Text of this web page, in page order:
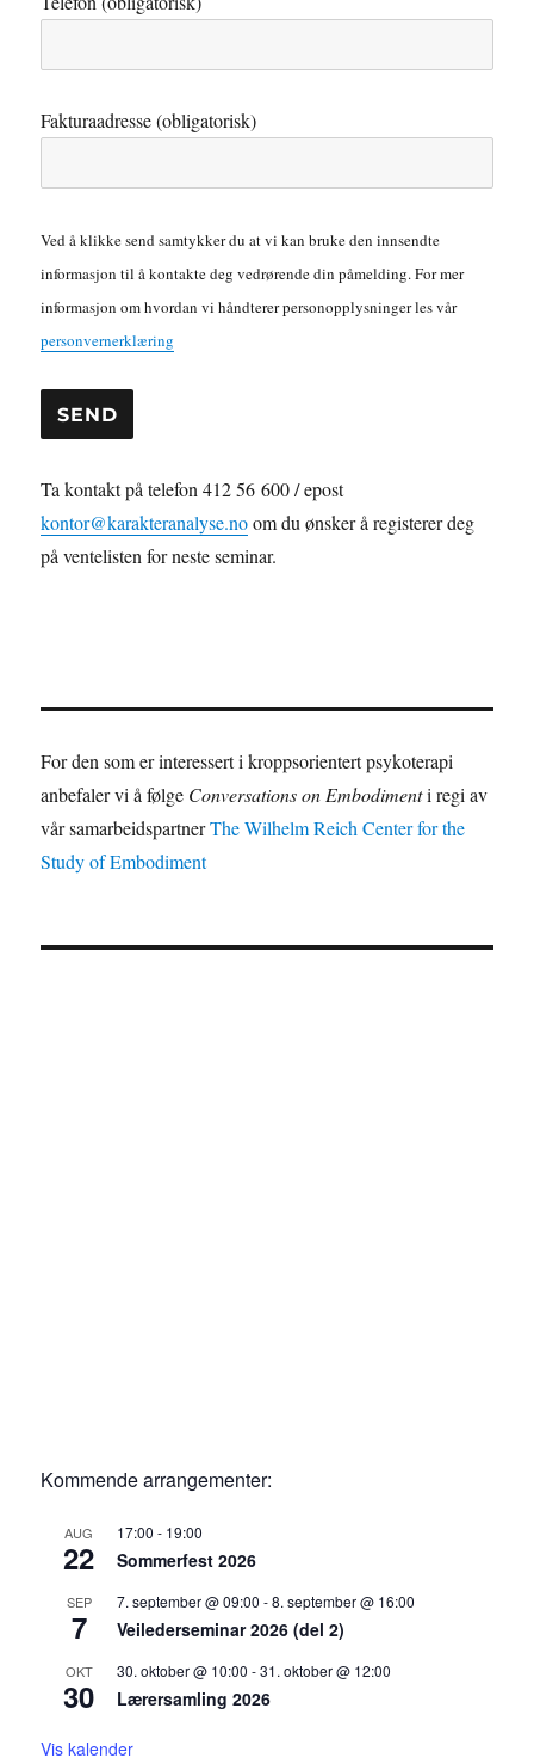
Fakturaadresse (obligatorisk)
Ved å klikke send samtykker du at vi kan bruke den innsendte
informasjon til å kontakte deg vedrørende din påmelding. For mer
informasjon om hvordan vi håndterer personopplysninger les vår
personvernerklæring
A
l
t
i
v
e
:
Ta kontakt på telefon 412 56 600 / epost
kontor@karakteranalyse.noom du ønsker å registerer deg
på ventelisten for neste seminar.
For den som er interessert i kroppsorientert psykoterapi
anbefaler vi å følge Conversations on Embodimenti regi av
vår samarbeidspartnerThe Wilhelm Reich Center for the
Study of Embodiment
Kommende arrangementer:
AUG
22
17:00 - 19:00
Sommerfest 2026
SEP
7
7. september @ 09:00 -8. september @ 16:00
Veilederseminar 2026 (del 2)
OKT
30
30. oktober @ 10:00 -31. oktober @ 12:00
Lærersamling 2026
Vis kalender